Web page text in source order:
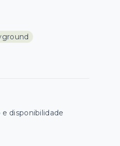
disponibilidade